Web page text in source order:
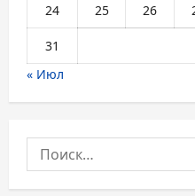
24 25 26
31
« Июл
Найти: